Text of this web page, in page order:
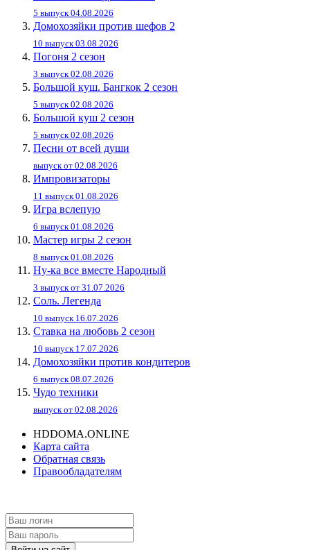
5 выпуск 04.08.2026
Домохозяйки против шефов 2
10 выпуск 03.08.2026
Погоня 2 сезон
3 выпуск 02.08.2026
Большой куш. Бангкок 2 сезон
5 выпуск 02.08.2026
Большой куш 2 сезон
5 выпуск 02.08.2026
Песни от всей души
выпуск от 02.08.2026
Импровизаторы
11 выпуск 01.08.2026
Игра вслепую
6 выпуск 01.08.2026
Мастер игры 2 сезон
8 выпуск 01.08.2026
Ну-ка все вместе Народный
3 выпуск от 31.07.2026
Соль. Легенда
10 выпуск 16.07.2026
Ставка на любовь 2 сезон
10 выпуск 17.07.2026
Домохозяйки против кондитеров
6 выпуск 08.07.2026
Чудо техники
выпуск от 02.08.2026
HDDOMA.ONLINE
Карта сайта
Обратная связь
Правообладателям